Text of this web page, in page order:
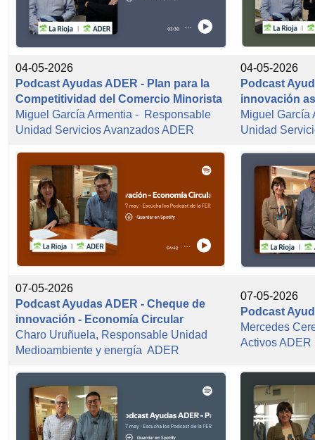
04-05-2026
Podcast Ayudas ADER - Plan para la
Competitividad del Comercio Minorista
Miguel García Armentia - Responsable
Unidad Servicios Avanzados ADER
04-05-2026
Podcast
innovación
Miguel
Unidad
07-05-2026
Podcast Ayudas ADER - Cheque de
innovación - Economía Circular
Charo Uruñuela, Responsable Unidad
Medioambiente y energía ADER
07-05-2026
Podcast
Mercedes
Activos ADER